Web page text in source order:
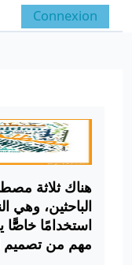
Activer/désactiver la
Connexion
هناك ثلاثة
الباحثين، وهي
استخدامًا
مهم من تصميم